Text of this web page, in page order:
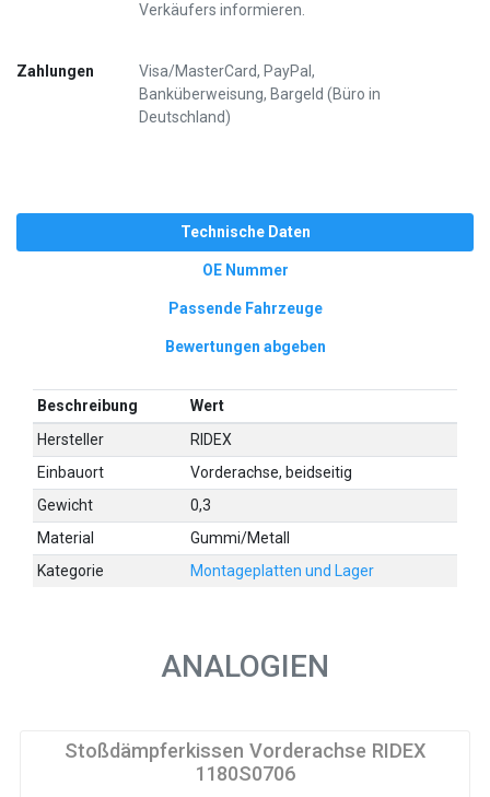
Verkäufers informieren.
Zahlungen
Visa/MasterCard, PayPal,
Banküberweisung, Bargeld (Büro in
Deutschland)
Technische Daten
OE Nummer
Passende Fahrzeuge
Bewertungen abgeben
Beschreibung
Wert
Hersteller
RIDEX
Einbauort
Vorderachse, beidseitig
Gewicht
0,3
Material
Gummi/Metall
Kategorie
Montageplatten und Lager
ANALOGIEN
Stoßdämpferkissen Vorderachse RIDEX
1180S0706